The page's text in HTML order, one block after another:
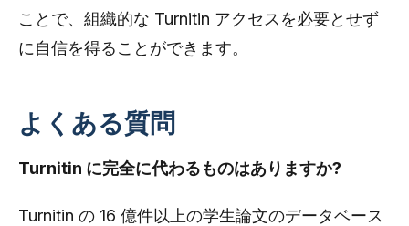
ことで、組織的な Turnitin アクセスを必要とせず
に自信を得ることができます。
よくある質問
Turnitin に完全に代わるものはありますか?
Turnitin の 16 億件以上の学生論文のデータベース